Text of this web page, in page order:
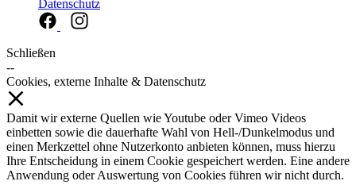
Datenschutz
Schließen
--
Cookies, externe Inhalte & Datenschutz
Damit wir externe Quellen wie Youtube oder Vimeo Videos
einbetten sowie die dauerhafte Wahl von Hell-/Dunkelmodus und
einen Merkzettel ohne Nutzerkonto anbieten können, muss hierzu
Ihre Entscheidung in einem Cookie gespeichert werden. Eine andere
Anwendung oder Auswertung von Cookies führen wir nicht durch.